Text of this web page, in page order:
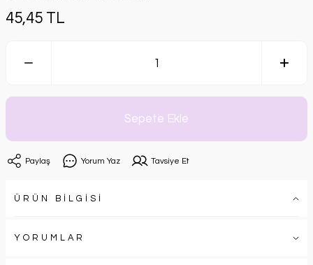
45,45 TL
Sepete Ekle
Paylaş Yorum Yaz Tavsiye Et
ÜRÜN BİLGİSİ
YORUMLAR